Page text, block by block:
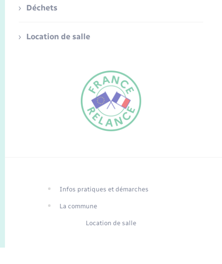
Traduction du
Déchets
Location de salle
Infos pratiques et démarches
La commune
Location de salle